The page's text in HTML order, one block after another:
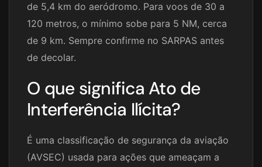
de 5,4 km do aeródromo. Para voos de 30 a
120 metros, o mínimo sobe para 5 NM, cerca
de 9 km. Sempre confirme no SARPAS antes
de decolar.
O que significa Ato de
Interferência Ilícita?
É uma classificação de segurança da aviação
(AVSEC) usada para ações que ameaçam a